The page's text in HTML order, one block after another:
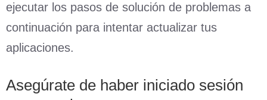
ejecutar los pasos de solución de problemas a
continuación para intentar actualizar tus
aplicaciones.
Asegúrate de haber iniciado sesión